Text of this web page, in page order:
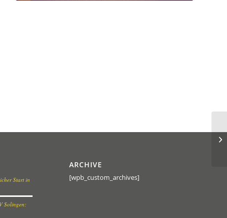
Start in
Solingen:
ARCHIVE
[wpb_custom_archives]